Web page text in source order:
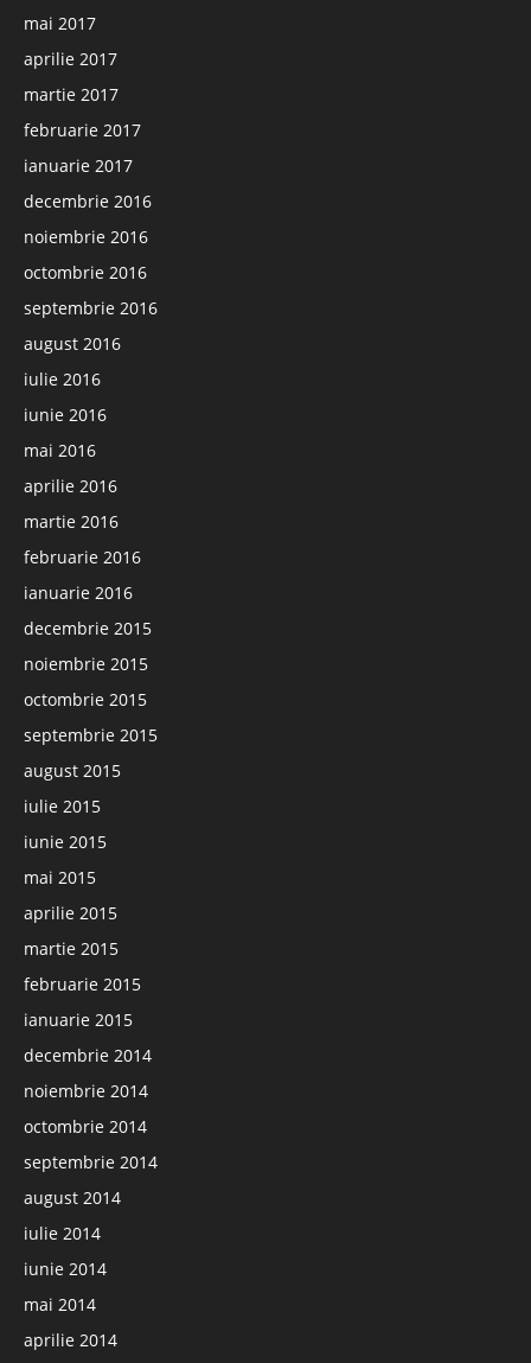
mai 2017
aprilie 2017
martie 2017
februarie 2017
ianuarie 2017
decembrie 2016
noiembrie 2016
octombrie 2016
septembrie 2016
august 2016
iulie 2016
iunie 2016
mai 2016
aprilie 2016
martie 2016
februarie 2016
ianuarie 2016
decembrie 2015
noiembrie 2015
octombrie 2015
septembrie 2015
august 2015
iulie 2015
iunie 2015
mai 2015
aprilie 2015
martie 2015
februarie 2015
ianuarie 2015
decembrie 2014
noiembrie 2014
octombrie 2014
septembrie 2014
august 2014
iulie 2014
iunie 2014
mai 2014
aprilie 2014